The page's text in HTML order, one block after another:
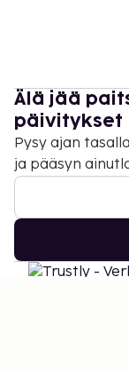
Älä jää
päivitykset
Pysy ajan
ja pääsyn